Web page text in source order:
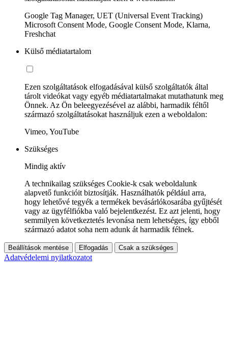
Google Tag Manager, UET (Universal Event Tracking)
Microsoft Consent Mode, Google Consent Mode, Klarna,
Freshchat
Külső médiatartalom
Ezen szolgáltatások elfogadásával külső szolgáltatók által
tárolt videókat vagy egyéb médiatartalmakat mutathatunk meg
Önnek. Az Ön beleegyezésével az alábbi, harmadik féltől
származó szolgáltatásokat használjuk ezen a weboldalon:
Vimeo, YouTube
Szükséges
Mindig aktív
A technikailag szükséges Cookie-k csak weboldalunk
alapvető funkcióit biztosítják. Használhatók például arra,
hogy lehetővé tegyék a termékek bevásárlókosarába gyűjtését
vagy az ügyfélfiókba való bejelentkezést. Ez azt jelenti, hogy
semmilyen következtetés levonása nem lehetséges, így ebből
származó adatot soha nem adunk át harmadik félnek.
Beállítások mentése Elfogadás Csak a szükséges
Adatvédelemi nyilatkozatot